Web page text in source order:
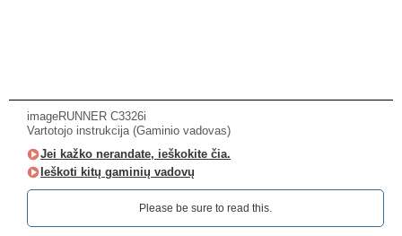
imageRUNNER C3326i
Vartotojo instrukcija (Gaminio vadovas)
Jei kažko nerandate, ieškokite čia.
Ieškoti kitų gaminių vadovų
Please be sure to read this.‎